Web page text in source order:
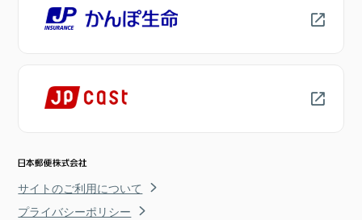
サイトのご利用について
プライバシーポリシー